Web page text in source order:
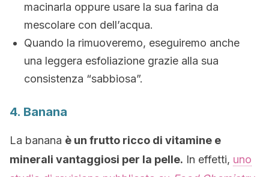
macinarla oppure usare la sua farina da
mescolare con dell’acqua.
Quando la rimuoveremo, eseguiremo anche
una leggera esfoliazione grazie alla sua
consistenza “sabbiosa”.
4. Banana
La banana è un frutto ricco di vitamine e
minerali vantaggiosi per la pelle. In effetti, uno